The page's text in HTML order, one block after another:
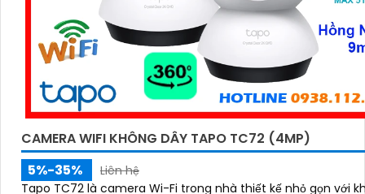
CAMERA WIFI KHÔNG DÂY TAPO TC72 (4MP)
5%-35%
Liên hệ
Tapo TC72 là camera Wi-Fi trong nhà thiết kế nhỏ gọn với